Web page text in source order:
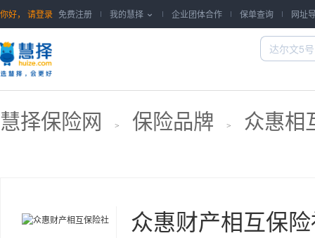
你好， 请登录 免费注册 我的慧择  企业团体合作 保单查询 网址
慧择保险网 > 保险品牌 > 众惠相
众惠财产相互保